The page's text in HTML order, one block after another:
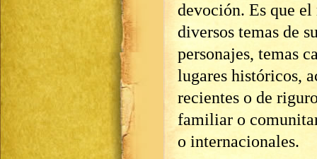
devoción. Es que
diversos temas de
personajes, temas
lugares históricos,
recientes o de
familiar o
o internacionales.